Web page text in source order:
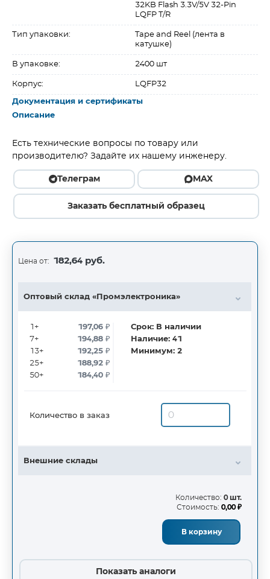
32KB Flash 3.3V/5V 32-Pin
LQFP T/R
Тип упаковки:
Tape and Reel (лента в
катушке)
В упаковке: 2400 шт
Корпус: LQFP32
Документация и сертификаты
Описание
Есть технические вопросы по товару или
производителю? Задайте их нашему инженеру.
Телеграм MAX
Заказать бесплатный образец
Цена от: 182,64 руб.
Оптовый склад «Промэлектроника»
1+
7+
13+
25+
50+
197,06₽
194,88₽
192,25₽
188,92₽
184,40₽
Срок: В наличии
Наличие:41
Минимум:2
Количество в заказ
Внешние склады
Количество: 0 шт.
Стоимость: 0,00 ₽
В корзину
Показать аналоги